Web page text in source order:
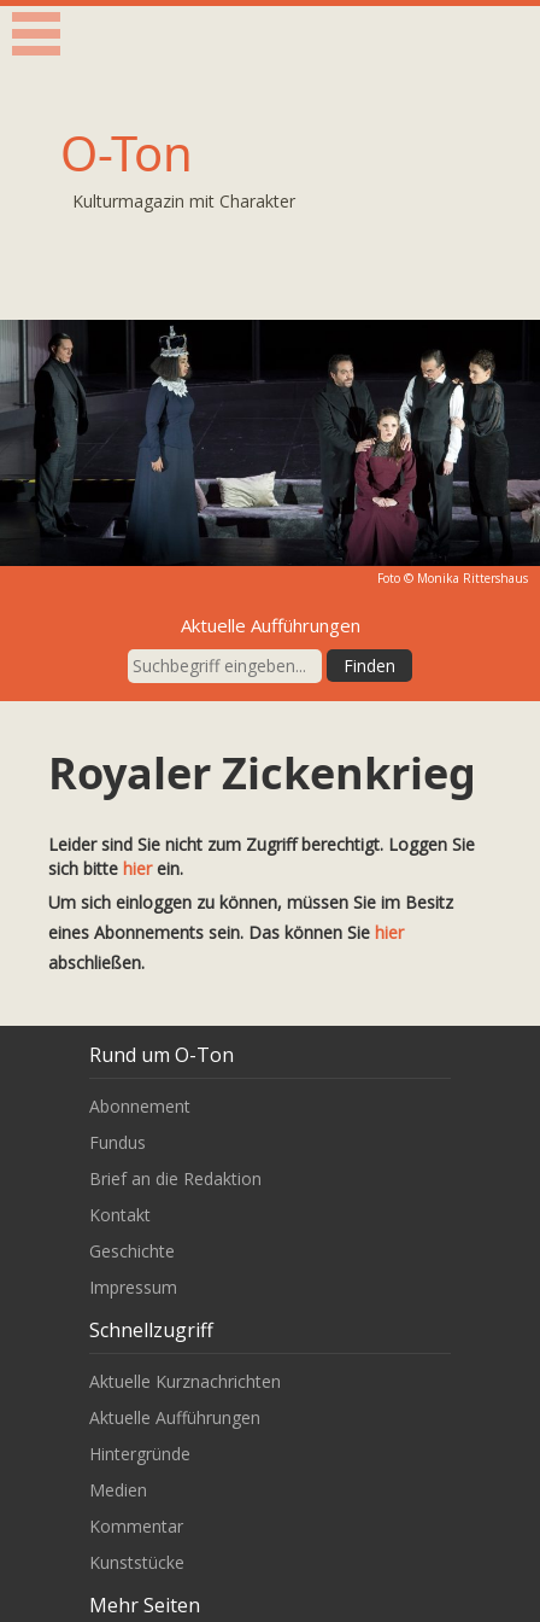
O-Ton
Kulturmagazin mit Charakter
Foto © Monika Rittershaus
Aktuelle Aufführungen
Royaler Zickenkrieg
Leider sind Sie nicht zum Zugriff berechtigt. Loggen Sie
sich bitte hierein.
Um sich einloggen zu können, müssen Sie im Besitz
eines Abonnements sein. Das können Sie hier
abschließen.
Rund um O-Ton
Abonnement
Fundus
Brief an die Redaktion
Kontakt
Geschichte
Impressum
Schnellzugriff
Aktuelle Kurznachrichten
Aktuelle Aufführungen
Hintergründe
Medien
Kommentar
Kunststücke
Mehr Seiten